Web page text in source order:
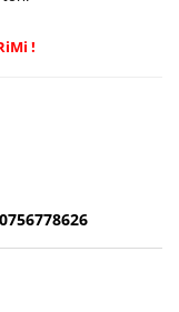
!
0756778626